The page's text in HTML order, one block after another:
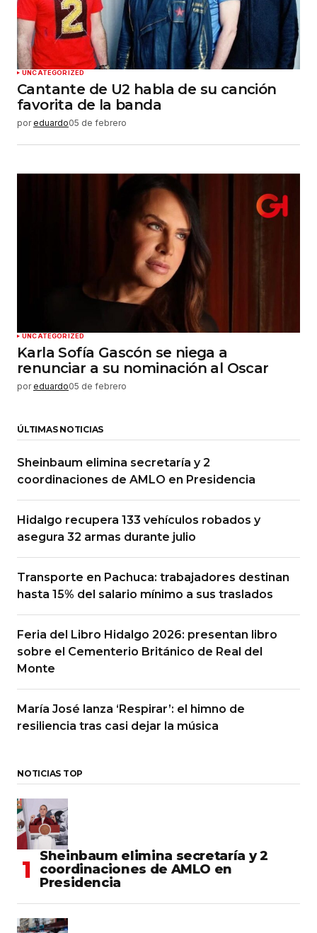
UNCATEGORIZED
Cantante de U2 habla de su canción
favorita de la banda
por eduardo05 de febrero
UNCATEGORIZED
Karla Sofía Gascón se niega a
renunciar a su nominación al Oscar
por eduardo05 de febrero
ÚLTIMAS NOTICIAS
Sheinbaum elimina secretaría y 2
coordinaciones de AMLO en Presidencia
Hidalgo recupera 133 vehículos robados y
asegura 32 armas durante julio
Transporte en Pachuca: trabajadores destinan
hasta 15% del salario mínimo a sus traslados
Feria del Libro Hidalgo 2026: presentan libro
sobre el Cementerio Británico de Real del
Monte
María José lanza ‘Respirar’: el himno de
resiliencia tras casi dejar la música
NOTICIAS TOP
Sheinbaum elimina secretaría y 2
coordinaciones de AMLO en
Presidencia